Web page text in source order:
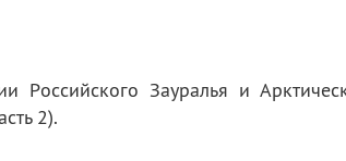
Pоссийского Зауралья и
2).